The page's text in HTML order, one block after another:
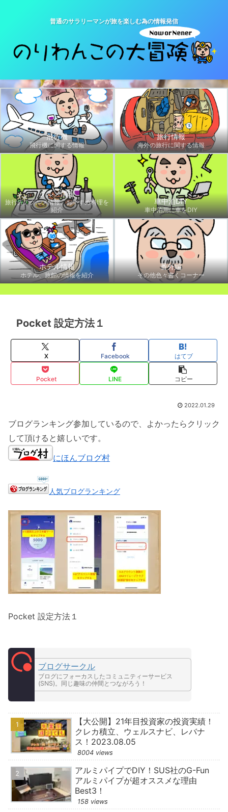
普通のサラリーマンが旅を楽しむ為の情報発信
飛行機
飛行機に関する情報
旅行情報
海外の旅行に関する情報
グルメ情報
旅行先のグルメ情報、おすすめ料理を
紹介
車中泊DIY
車中泊用に車をDIY
ホテル情報
ホテル、旅館の情報を紹介
番外編
その他色々書くコーナー
Pocket 設定方法１
X Facebook はてブ
Pocket LINE コピー
2022.01.29
ブログランキング参加しているので、よかったらクリック
して頂けると嬉しいです。
にほんブログ村
人気ブログランキング
Pocket 設定方法１
ブログサークル
ブログにフォーカスしたコミュニティーサービス
(SNS)。同じ趣味の仲間とつながろう！
【大公開】21年目投資家の投資実績！
クレカ積立、ウェルスナビ、レバナ
ス！2023.08.05
8004 views
アルミパイプでDIY！SUS社のG-Fun
アルミパイプが超オススメな理由
Best3！
158 views